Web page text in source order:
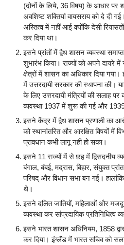
(दोनों के लिये, 36 विषय) के आधार पर
अवशिष्ट शक्तियां वायसराय को दे दी
अस्तित्व में नहीं आई क्योंकि देसी
कर दिया था।
इसने प्रांतों में द्वैध शासन व्यवस्था
शुभारंभ किया। राज्यों को अपने दायरे
क्षेत्रों में शासन का अधिकार दिया
में उत्तरदायी सरकार की स्थापना की।
के लिए उत्तरदायी मंत्रियों की सलाह
व्यवस्था 1937 में शुरू की गई और 1939
इसने केंद्र में द्वैध शासन प्रणाली का
को स्थानांतरित और आरक्षित विषयों में
प्रावधान कभी लागू नहीं हो सका।
इसने 11 राज्यों में से छह में द्विसदनीय
बंगाल, बंबई, मद्रास, बिहार, संयुक्त
परिषद् और विधान सभा बन गई।
थे।
इसने दलित जातियों, महिलाओं और
व्यवस्था कर सांप्रदायिक प्रतिनिधित्व
इसने भारत शासन अधिनियम, 1858
कर दिया। इंग्लैंड में भारत सचिव को